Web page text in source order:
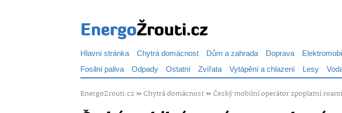
Hlavní stránka Chytrá domácnost Dům a zahrada Doprava
Fosilní paliva Odpady Ostatní Zvířata Vytápění a chlazení Lesy
EnergoZrouti.cz»Chytrá domácnost»Český mobilní operátor zpoplatní